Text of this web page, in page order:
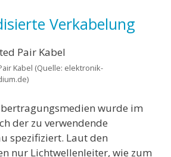
Verkabelung
Kabel (Quelle: elektronik-
wurde im
der zu verwendende
spezifiziert. Laut den
nur Lichtwellenleiter, wie zum